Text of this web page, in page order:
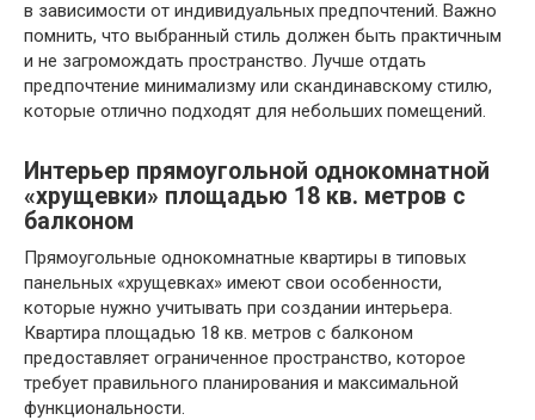
в зависимости от индивидуальных предпочтений. Важно
помнить, что выбранный стиль должен быть практичным
и не загромождать пространство. Лучше отдать
предпочтение минимализму или скандинавскому стилю,
которые отлично подходят для небольших помещений.
Интерьер прямоугольной однокомнатной
«хрущевки» площадью 18 кв. метров с
балконом
Прямоугольные однокомнатные квартиры в типовых
панельных «хрущевках» имеют свои особенности,
которые нужно учитывать при создании интерьера.
Квартира площадью 18 кв. метров с балконом
предоставляет ограниченное пространство, которое
требует правильного планирования и максимальной
функциональности.